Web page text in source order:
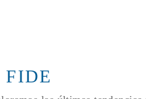
FIDE